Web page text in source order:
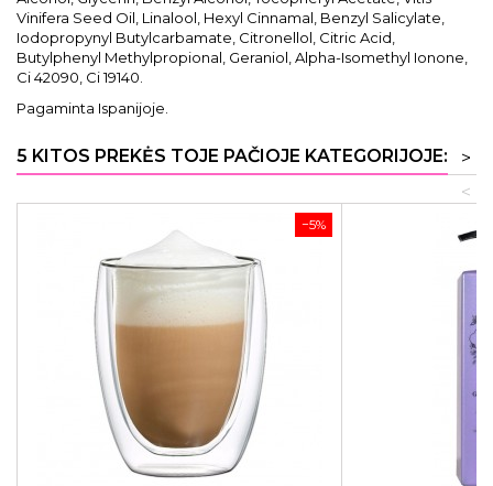
Vinifera Seed Oil, Linalool, Hexyl Cinnamal, Benzyl Salicylate,
Iodopropynyl Butylcarbamate, Citronellol, Citric Acid,
Butylphenyl Methylpropional, Geraniol, Alpha-Isomethyl Ionone,
Ci 42090, Ci 19140.
Pagaminta Ispanijoje.
5 KITOS PREKĖS TOJE PAČIOJE KATEGORIJOJE:
>
<
−5%